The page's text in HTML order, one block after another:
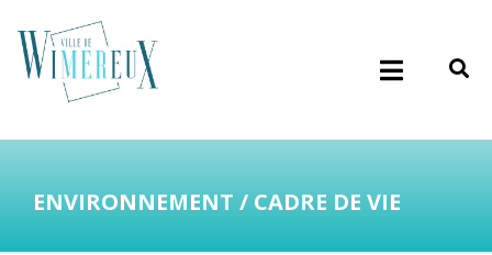
ENVIRONNEMENT / CADRE DE VIE